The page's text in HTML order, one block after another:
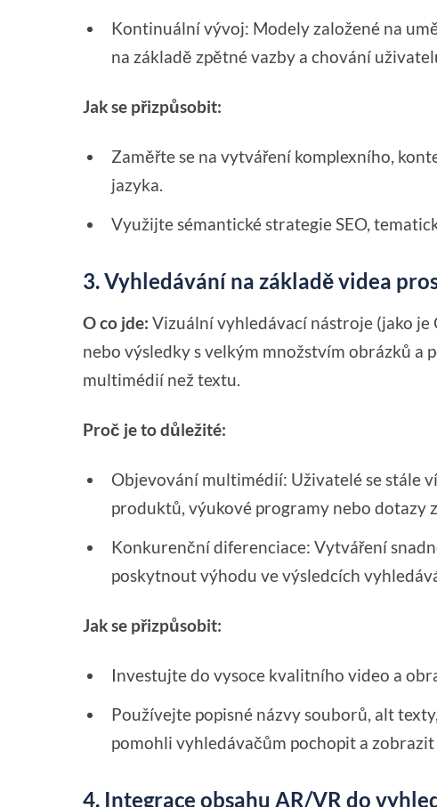
Kontinuální vývoj: Modely založené na
na základě zpětné vazby a chování
Jak se přizpůsobit:
Zaměřte se na vytváření komplexního,
jazyka.
Využijte sémantické strategie SEO,
3. Vyhledávání na základě videa
O co jde: Vizuální vyhledávací nástroje (jako
nebo výsledky s velkým množstvím obrázků a
multimédií než textu.
Proč je to důležité:
Objevování multimédií: Uživatelé se stále
produktů, výukové programy nebo dotazy
Konkurenční diferenciace: Vytváření
poskytnout výhodu ve výsledcích
Jak se přizpůsobit:
Investujte do vysoce kvalitního video a
Používejte popisné názvy souborů, alt
pomohli vyhledávačům pochopit a
4. Integrace obsahu AR/VR do